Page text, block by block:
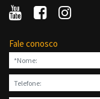
Fale conosco